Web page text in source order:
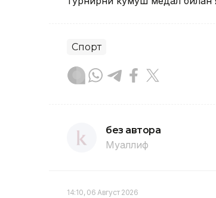
Спорт
без автора
Муаллиф
14:10, 06 Август 2026